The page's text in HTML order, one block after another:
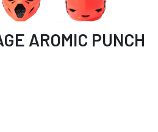
AROMIC PUNCH